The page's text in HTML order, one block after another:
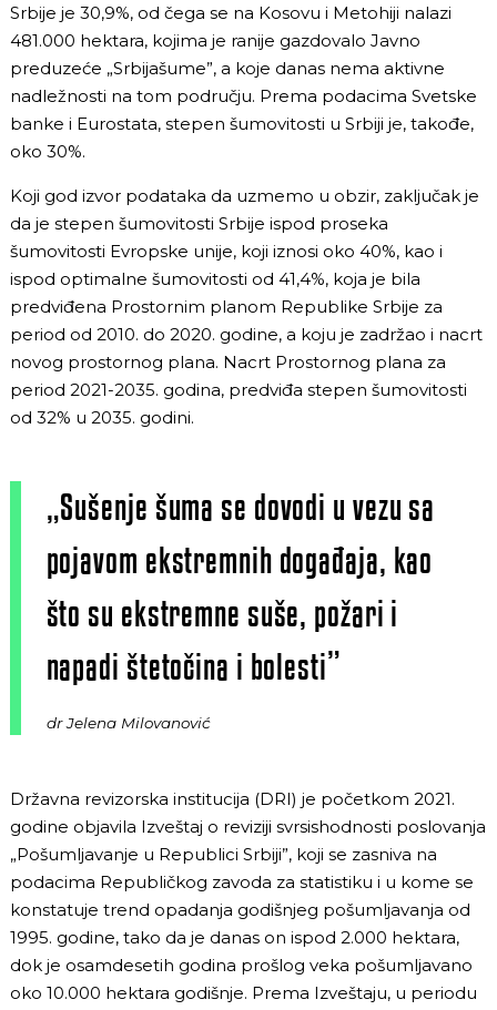
Srbije je 30,9%, od čega se na Kosovu i Metohiji nalazi
481.000 hektara, kojima je ranije gazdovalo Javno
preduzeće „Srbijašume”, a koje danas nema aktivne
nadležnosti na tom području. Prema podacima Svetske
banke i Eurostata, stepen šumovitosti u Srbiji je, takođe,
oko 30%.
Koji god izvor podataka da uzmemo u obzir, zaključak je
da je stepen šumovitosti Srbije ispod proseka
šumovitosti Evropske unije, koji iznosi oko 40%, kao i
ispod optimalne šumovitosti od 41,4%, koja je bila
predviđena Prostornim planom Republike Srbije za
period od 2010. do 2020. godine, a koju je zadržao i nacrt
novog prostornog plana. Nacrt Prostornog plana za
period 2021-2035. godina, predviđa stepen šumovitosti
od 32% u 2035. godini.
„Sušenje šuma se dovodi u vezu sa
pojavom ekstremnih događaja, kao
što su ekstremne suše, požari i
napadi štetočina i bolesti”
dr Jelena Milovanović
Državna revizorska institucija (DRI) je početkom 2021.
godine objavila Izveštaj o reviziji svrsishodnosti poslovanja
„Pošumljavanje u Republici Srbiji”, koji se zasniva na
podacima Republičkog zavoda za statistiku i u kome se
konstatuje trend opadanja godišnjeg pošumljavanja od
1995. godine, tako da je danas on ispod 2.000 hektara,
dok je osamdesetih godina prošlog veka pošumljavano
oko 10.000 hektara godišnje. Prema Izveštaju, u periodu